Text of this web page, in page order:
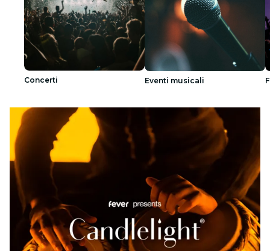
Concerti Eventi musicali